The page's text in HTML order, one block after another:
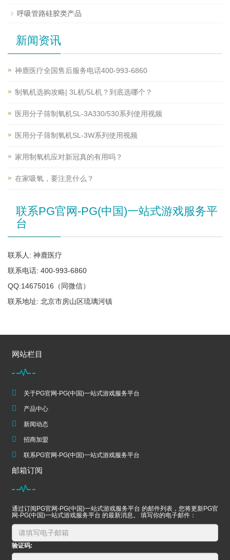
呼吸管路硅胶类产品
新闻资讯
神鹿医疗全国售后服务电话400-993-6860
制氧机选购攻略| 3L机/5L机？到底选哪个？
医用分子筛制氧机SL-3A330/530系列使用视频
医用分子筛制氧机SL-3W系列使用视频
家用制氧机应对新冠真的有用吗？
在家吸氧，要注意什么？
联系PG官网-PG(中国)一站式游戏服务平
台
联系人: 神鹿医疗
联系电话: 400-993-6860
QQ:14675016（同微信）
联系地址: 北京市房山区琉璃河镇
网站栏目
关于PG官网-PG(中国)一站式游戏服务平台
产品中心
新闻动态
招商加盟
联系PG官网-PG(中国)一站式游戏服务平台
邮箱订阅
通过订阅PG官网-PG(中国)一站式游戏服务平台 的邮件列表，您将更新PG官
网-PG(中国)一站式游戏服务平台 的最新消息。 填写你的电子邮件：
验证码: